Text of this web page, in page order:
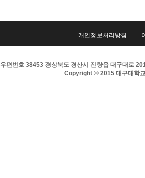
개인정보처리방침
우편번호 38453 경상북도 경산시 진량읍 대구대로
Copyright © 2015 대구대학